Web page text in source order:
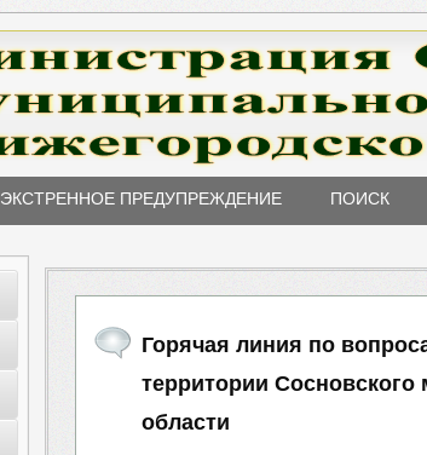
ЭКСТРЕННОЕ ПРЕДУПРЕЖДЕНИЕ ПОИСК
Горячая линия по
территории
области